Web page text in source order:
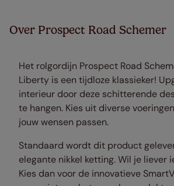
Over Prospect Road Schemer
Het rolgordijn Prospect Road
Liberty is een tijdloze klassieker!
interieur door deze schitterende
te hangen. Kies uit diverse
jouw wensen passen.
Standaard wordt dit product
elegante nikkel ketting. Wil je liever
Kies dan voor de innovatieve